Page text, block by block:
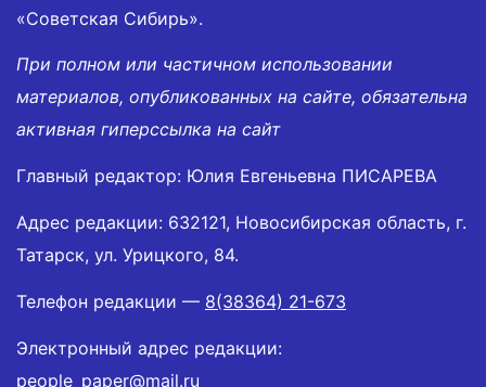
«Советская Сибирь».
При полном или частичном использовании
материалов, опубликованных на сайте, обязательна
активная гиперссылка на сайт
Главный редактор: Юлия Евгеньевна ПИСАРЕВА
Адрес редакции: 632121, Новосибирская область, г.
Татарск, ул. Урицкого, 84.
Телефон редакции — 8(38364) 21-673
Электронный адрес редакции:
people_paper@mail.ru